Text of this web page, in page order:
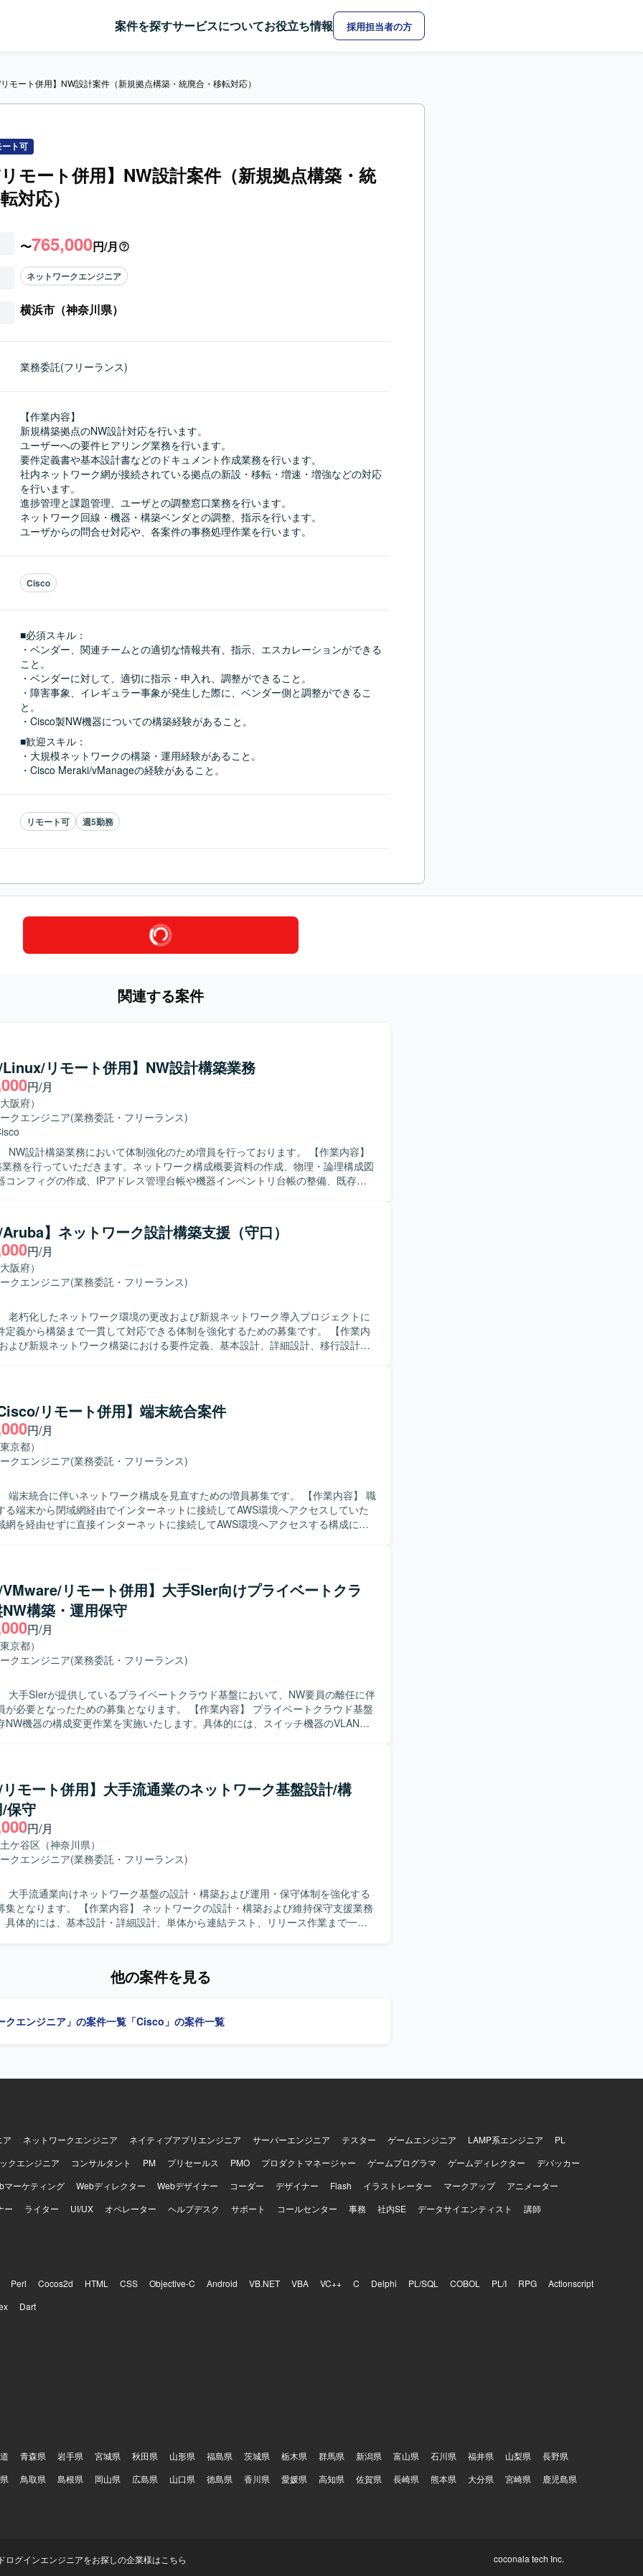
案件を探すサービスについてお役立ち情報 採用担当者の方
モート併用】NW設計案件（新規拠点構築・統廃合・移転対応）
ト可
モート併用】NW設計案件（新規拠点構築・統
対応）
〜765,000円/月
ネットワークエンジニア
横浜市（神奈川県）
業務委託(フリーランス)
【作業内容】
新規構築拠点のNW設計対応を行います。
ユーザーへの要件ヒアリング業務を行います。
要件定義書や基本設計書などのドキュメント作成業務を行います。
社内ネットワーク網が接続されている拠点の新設・移転・増速・増強などの対応
を行います。
進捗管理と課題管理、ユーザとの調整窓口業務を行います。
ネットワーク回線・機器・構築ベンダとの調整、指示を行います。
ユーザからの問合せ対応や、各案件の事務処理作業を行います。
Cisco
■必須スキル：
・ベンダー、関連チームとの適切な情報共有、指示、エスカレーションができる
こと。
・ベンダーに対して、適切に指示・申入れ、調整ができること。
・障害事象、イレギュラー事象が発生した際に、ベンダー側と調整ができるこ
と。
・Cisco製NW機器についての構築経験があること。
■歓迎スキル：
・大規模ネットワークの構築・運用経験があること。
・Cisco Meraki/vManageの経験があること。
リモート可 週5勤務
関連する案件
リモート併用】NW設計構築業務
円/月
阪府）
クエンジニア(業務委託・フリーランス)
設計構築業務において体制強化のため増員を行っております。 【作業内容】
務を行っていただきます。ネットワーク構成概要資料の作成、物理・論理構成図
コンフィグの作成、IPアドレス管理台帳や機器インベントリ台帳の整備、既存運
プロパーメンバーと協調してプロジェクトを進め
ニケーション力をお持ちの方を求めております。ドキュメント作成や構成管理な
業にも丁寧に取り組み、主体的に業務改善に取り組んでいただける方が望ましい
器を中心とした実務経験を積むことができます。資料作成や構成管理を通じてネ
Cisco機器を中心としたネットワーク環境において、Linux環境やExcel、
Visio、Confluenceなどのツールを用いて業務を行っていただきます。
】ネットワーク設計構築支援（守口）
円/月
阪府）
クエンジニア(業務委託・フリーランス)
老朽化したネットワーク環境の更改および新規ネットワーク導入プロジェクトに
義から構築まで一貫して対応できる体制を強化するための募集です。 【作業内
よび新規ネットワーク構築における要件定義、基本設計、詳細設計、移行設計、
導入・移行を推進していただきます。 【求める人物像】 現地で自ら確認
体的に確認しに行動できる方を求めています。 業者や担当者と会話しながら、状
や調整を行い、プロジェクトを前向きに推進できる方を歓迎いたします。 【ポ
力】 老朽化したネットワークの更改から新規導入まで、上流工程から構築フェー
貫で携わることができるため、ネットワークエンジニアとしてのスキルを総合的
ポジションを目指す方にも適したポジションです。 【開発環境】 Cisco
、Aruba L2/L3スイッチ、VPN機器、FortiGateやPaloaltoなどのネットワーク機
た環境です。
リモート併用】端末統合案件
円/月
京都）
クエンジニア(業務委託・フリーランス)
末統合に伴いネットワーク構成を見直すための増員募集です。 【作業内容】 職
る端末から閉域網経由でインターネットに接続してAWS環境へアクセスしていた
網を経由せずに直接インターネットに接続してAWS環境へアクセスする構成に変
ーク構成変更案件において、基本設計からリリースまで一貫して携わることで、
に関する知見を深めていただけます。 【開発環境】 AWS（Site to Site
機器（スイッチ、ルーター）、ブレイクアウトルーター、IPsecルーター、ロー
アウト（TLS等）、インターネットVPN（IPsec）を使用します。
リモート併用】大手SIer向けプライベートクラ
構築・運用保守
円/月
京都）
クエンジニア(業務委託・フリーランス)
大手SIerが提供しているプライベートクラウド基盤において、NW要員の離任に伴
ったための募集となります。 【作業内容】 プライベートクラウド基盤
NW機器の構成変更作業を実施いたします。具体的には、スイッチ機器のVLAN設
切り分けや関係者とのコミュニケーションを行っていただける方です。 【ポジ
】 大手SIerが提供するプライベートクラウド基盤のネットワークに携わること
種NW機器の構成変更やバージョンアップ、詳細設計まで一連の工程を経験する
す。長期継続の想定で、運用保守から構築・設計まで幅広いフェーズに関わって
境にて、FWと
を用いた構成となっております。プライベートクラウド基盤上でNW機器の構成
ョンアップ、詳細設計を行っていただきます。
モート併用】大手流通業のネットワーク基盤設計/構
保守
円/月
ケ谷区（神奈川県）
クエンジニア(業務委託・フリーランス)
大手流通業向けネットワーク基盤の設計・構築および運用・保守体制を強化する
ットワークの設計・構築および維持保守支援業務
具体的には、基本設計・詳細設計、単体から連結テスト、リリース作業まで一連
ーク設計・構築の実務経験を活かし、自ら課題を見つけて主体的に行動できる方
トワーク基盤に上流工程から携わることができ、設計から構築、テスト、リリー
他の案件を見る
クエンジニア」の案件一覧 「Cisco」の案件一覧
ア ネットワークエンジニア ネイティブアプリエンジニア サーバーエンジニア テスター ゲームエンジニア LAMP系エンジニア
PL
クエンジニア
コンサルタント PM プリセールス PMO プロダクトマネージャー ゲームプログラマ ゲームディレクター
デバッカー
マーケティング
Webディレクター Webデザイナー コーダー デザイナー Flash イラストレーター マークアップ
アニメーター
ー
ライター UI/UX オペレーター ヘルプデスク サポート コールセンター 事務 社内SE データサイエンティスト 講師
Perl Cocos2d HTML CSS Objective-C Android VB.NET VBA VC++ C Delphi PL/SQL COBOL PL/I RPG
Actionscript
Dart
青森県 岩手県 宮城県 秋田県 山形県 福島県 茨城県 栃木県 群馬県 新潟県 富山県 石川県 福井県 山梨県
長野県
鳥取県 島根県 岡山県 広島県 山口県 徳島県 香川県 愛媛県 高知県 佐賀県 長崎県 熊本県 大分県 宮崎県 鹿児島県
ログインエンジニアをお探しの企業様はこちら coconala tech Inc.